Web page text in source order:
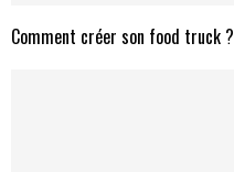
Comment créer son food truck ?